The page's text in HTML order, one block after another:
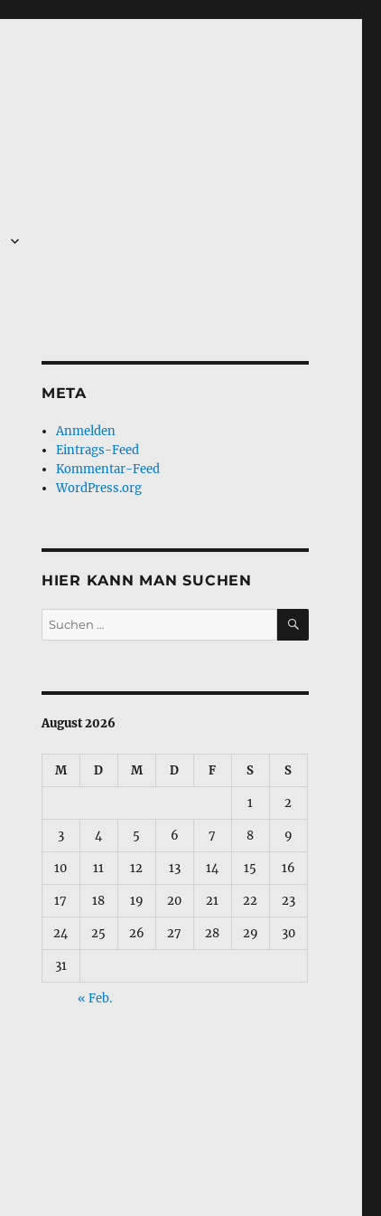
META
Anmelden
Eintrags-Feed
Kommentar-Feed
WordPress.org
HIER KANN MAN SUCHEN
Suchen
nach:
SUCHEN
August 2026
M D M D F S S
1 2
3 4 5 6 7 8 9
10 11 12 13 14 15 16
17 18 19 20 21 22 23
24 25 26 27 28 29 30
31
« Feb.